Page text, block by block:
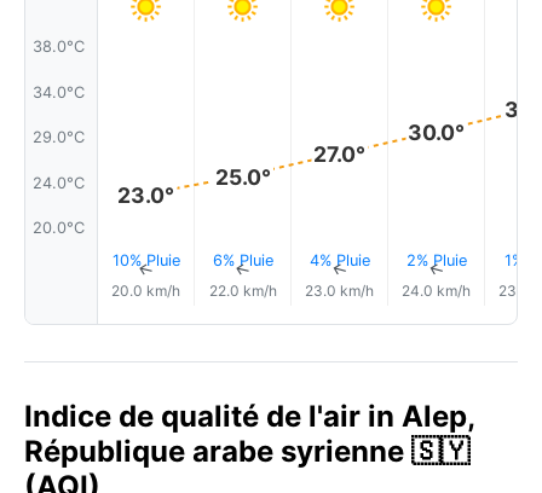
38.0°C
34.0°C
29.0°C
24.0°C
20.0°C
23.0°
10% Pluie
↑
20.0 km/h
25.0°
6% Pluie
↑
22.0 km/h
27.0°
4% Pluie
↑
23.0 km/h
30.0°
2% Pluie
↑
24.0 km/h
1%
23.0
Indice de qualité de l'air in Alep,
République arabe syrienne 🇸🇾